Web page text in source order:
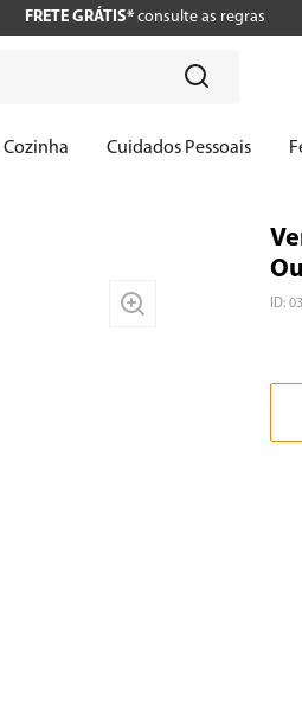
FRETE GRÁTIS*consulte as regras
Cozinha Cuidados Pessoais
ID: